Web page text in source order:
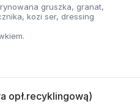
gruszka, granat,
kozi ser, dressing
opł.recyklingową)